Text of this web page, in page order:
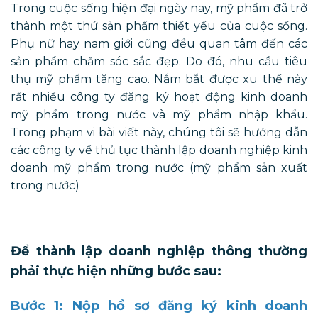
Trong cuộc sống hiện đại ngày nay, mỹ phẩm đã trở
thành một thứ sản phẩm thiết yếu của cuộc sống.
Phụ nữ hay nam giới cũng đều quan tâm đến các
sản phẩm chăm sóc sắc đẹp. Do đó, nhu cầu tiêu
thụ mỹ phẩm tăng cao. Nắm bắt được xu thế này
rất nhiều công ty đăng ký hoạt động kinh doanh
mỹ phẩm trong nước và mỹ phẩm nhập khẩu.
Trong phạm vi bài viết này, chúng tôi sẽ hướng dẫn
các công ty về thủ tục thành lập doanh nghiệp kinh
doanh mỹ phẩm trong nước (mỹ phẩm sản xuất
trong nước)
Để thành lập doanh nghiệp thông thường
phải thực hiện những bước sau:
Bước 1: Nộp hồ sơ đăng ký kinh doanh